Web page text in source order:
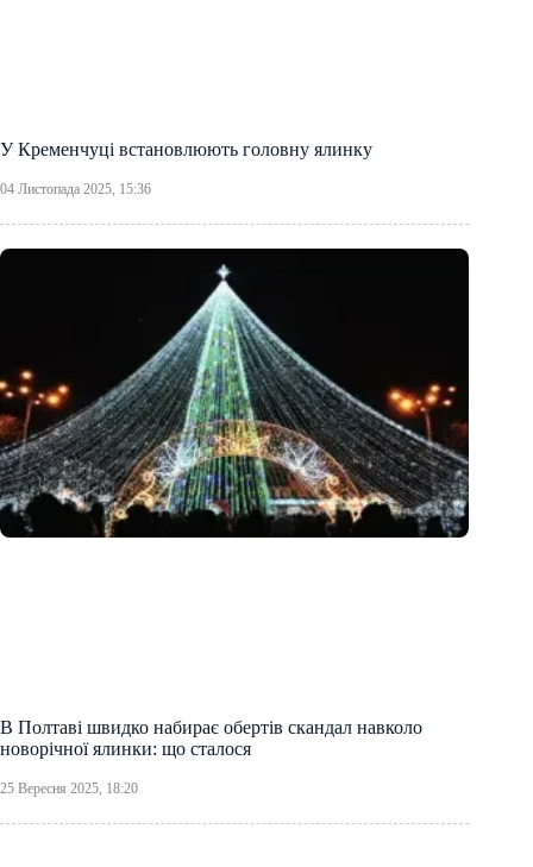
У Кременчуці встановлюють головну ялинку
04 Листопада 2025, 15:36
В Полтаві швидко набирає обертів скандал навколо
новорічної ялинки: що сталося
25 Вересня 2025, 18:20